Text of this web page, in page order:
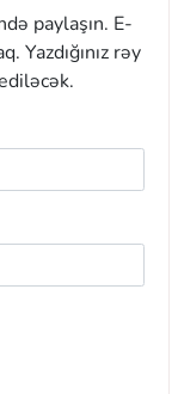
paylaşın. E-
Yazdığınız rəy